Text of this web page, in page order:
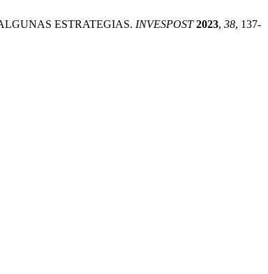
ESTRATEGIAS. INVESPOST 2023, 38, 137-